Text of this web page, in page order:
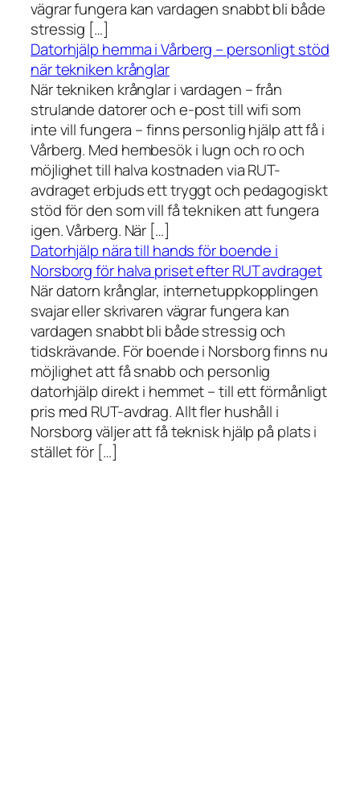
vägrar fungera kan vardagen snabbt bli både
stressig […]
Datorhjälp hemma i Vårberg – personligt stöd
när tekniken krånglar
När tekniken krånglar i vardagen – från
strulande datorer och e-post till wifi som
inte vill fungera – finns personlig hjälp att få i
Vårberg. Med hembesök i lugn och ro och
möjlighet till halva kostnaden via RUT-
avdraget erbjuds ett tryggt och pedagogiskt
stöd för den som vill få tekniken att fungera
igen. Vårberg. När […]
Datorhjälp nära till hands för boende i
Norsborg för halva priset efter RUT avdraget
När datorn krånglar, internetuppkopplingen
svajar eller skrivaren vägrar fungera kan
vardagen snabbt bli både stressig och
tidskrävande. För boende i Norsborg finns nu
möjlighet att få snabb och personlig
datorhjälp direkt i hemmet – till ett förmånligt
pris med RUT-avdrag. Allt fler hushåll i
Norsborg väljer att få teknisk hjälp på plats i
stället för […]